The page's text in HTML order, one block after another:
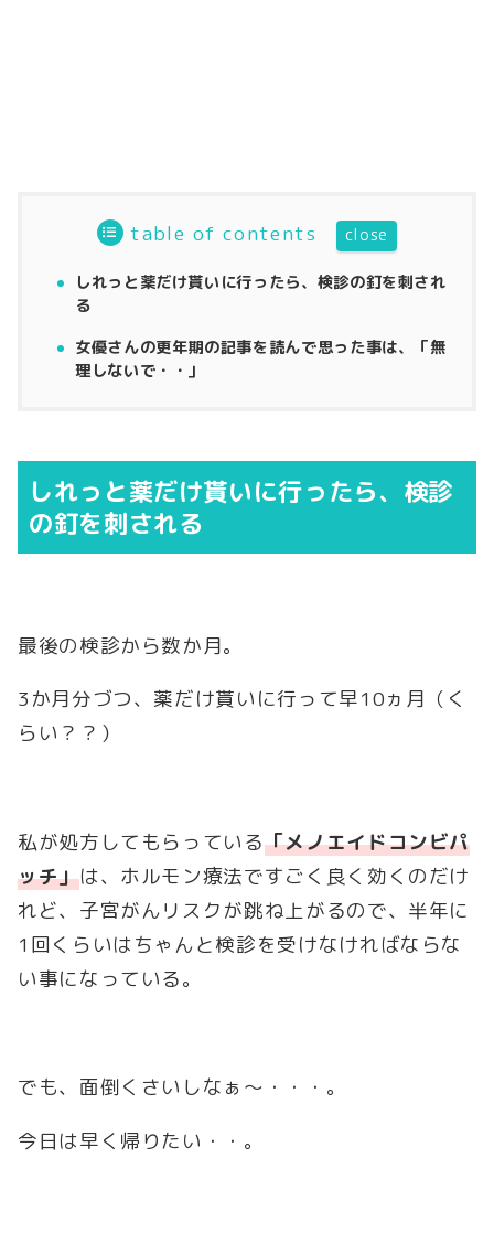
table of contents
しれっと薬だけ貰いに行ったら、検診の釘を刺され
る
女優さんの更年期の記事を読んで思った事は、「無
理しないで・・」
しれっと薬だけ貰いに行ったら、検診
の釘を刺される
最後の検診から数か月。
3か月分づつ、薬だけ貰いに行って早10ヵ月（く
らい？？）
私が処方してもらっている「メノエイドコンビパ
ッチ」は、ホルモン療法ですごく良く効くのだけ
れど、子宮がんリスクが跳ね上がるので、半年に
1回くらいはちゃんと検診を受けなければならな
い事になっている。
でも、面倒くさいしなぁ～・・・。
今日は早く帰りたい・・。